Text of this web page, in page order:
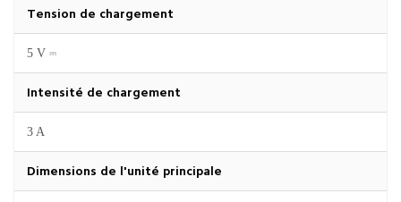
Tension de chargement
5 V ⎓
Intensité de chargement
3 A
Dimensions de l'unité principale